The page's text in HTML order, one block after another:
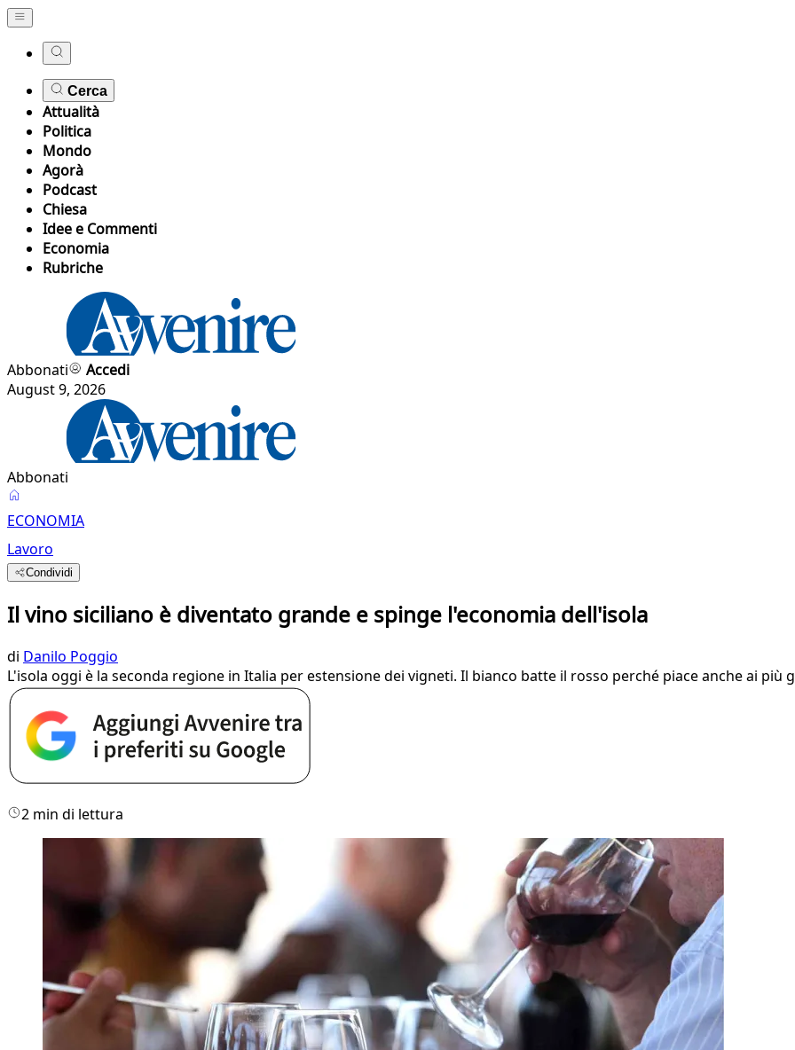
Cerca
Attualità
Politica
Mondo
Agorà
Podcast
Chiesa
Idee e Commenti
Economia
Rubriche
Abbonati
Accedi
August 9, 2026
Abbonati
ECONOMIA
Lavoro
Condividi
Il vino siciliano è diventato grande e spinge l'economia dell'isola
di Danilo Poggio
L'isola oggi è la seconda regione in Italia per estensione dei vigneti. Il bianco batte il rosso perché piace anche ai più
2 min di lettura